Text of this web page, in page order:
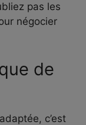
pas les
négocier
de
c’est